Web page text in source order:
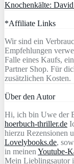
Knochenkälte:
*Affiliate Links
Wir sind ein
Empfehlungen
Falle eines Kaufs,
Partner Shop. Für
zusätzlichen Kosten.
Über den Autor
Hi, ich bin Uwe der
hoerbuch-thriller.de
hierzu Rezensionen
Lovelybooks.de,
in meinen Youtube-
Mein Lieblingsautor